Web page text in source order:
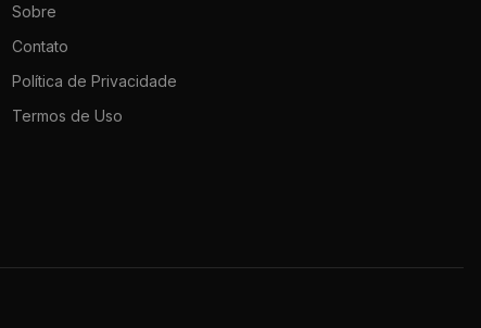
Sobre
Contato
Política de Privacidade
Termos de Uso